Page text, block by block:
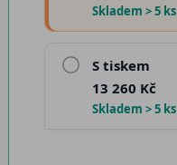
Skladem > 5 ks
S tiskem
13 260 Kč
Skladem > 5 ks